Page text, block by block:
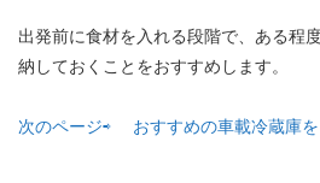
出発前に食材を入れる段階で、ある程
納しておくことをおすすめします。
次のページ⇨ おすすめの車載冷蔵庫を